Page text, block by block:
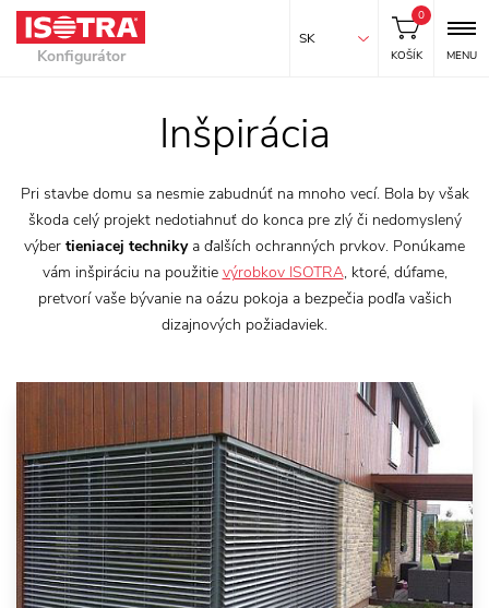
Konfigurátor MENU
KOŠÍK
0
SK
Inšpirácia
Pri stavbe domu sa nesmie zabudnúť na mnoho vecí. Bola by však
škoda celý projekt nedotiahnuť do konca pre zlý či nedomyslený
výber tieniacej technikya ďalších ochranných prvkov. Ponúkame
vám inšpiráciu na použitie výrobkov ISOTRA, ktoré, dúfame,
pretvorí vaše bývanie na oázu pokoja a bezpečia podľa vašich
dizajnových požiadaviek.